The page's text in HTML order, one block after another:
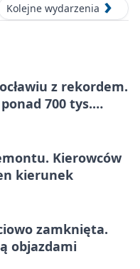
Kolejne wydarzenia
z rekordem.
700 tys.
Kierowców
kierunek
zamknięta.
objazdami